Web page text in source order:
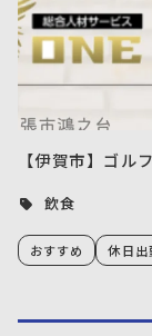
【伊賀市】ゴル
飲食
おすすめ 休日出